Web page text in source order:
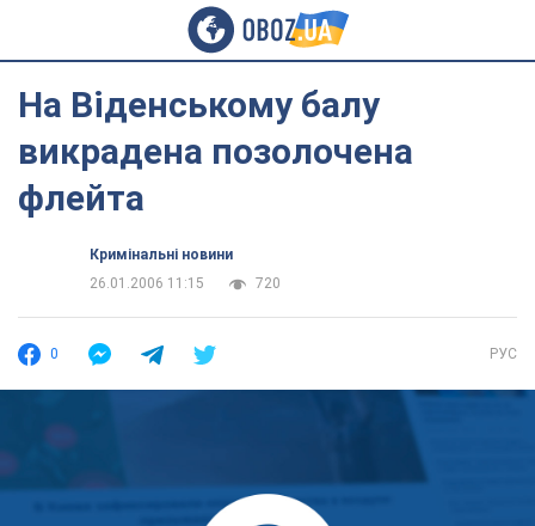
На Віденському балу
викрадена позолочена
флейта
Кримінальні новини
26.01.2006 11:15
720
0 РУС